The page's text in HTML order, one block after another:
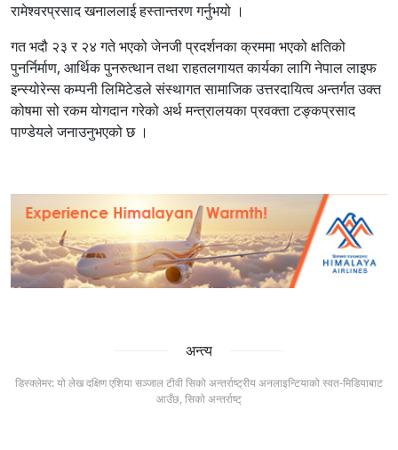
रामेश्वरप्रसाद खनाललाई हस्तान्तरण गर्नुभयो ।
गत भदौ २३ र २४ गते भएको जेनजी प्रदर्शनका क्रममा भएको क्षतिको
पुनर्निर्माण, आर्थिक पुनरुत्थान तथा राहतलगायत कार्यका लागि नेपाल लाइफ
इन्स्योरेन्स कम्पनी लिमिटेडले संस्थागत सामाजिक उत्तरदायित्व अन्तर्गत उक्त
कोषमा सो रकम योगदान गरेको अर्थ मन्त्रालयका प्रवक्ता टङ्कप्रसाद
पाण्डेयले जनाउनुभएको छ ।
अन्त्य
डिस्क्लेमर: यो लेख दक्षिण एशिया सञ्जाल टीवी सिको अन्तर्राष्ट्रीय अनलाइन्टियाको स्वत-मिडियाबाट
आउँछ, सिको अन्तर्राष्ट्